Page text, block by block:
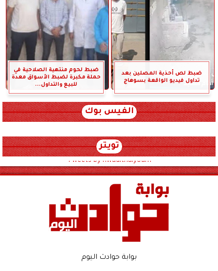
ضبط لص أحذية المصلين بعد
تداول فيديو الواقعة بسوهاج
ضبط لحوم منتهية الصلاحية في
حملة مكبرة لضبط الأسواق معدة
للبيع والتداول...
الفيس بوك
تويتر
Tweets by hwadithalyoum
بوابة حوادث اليوم